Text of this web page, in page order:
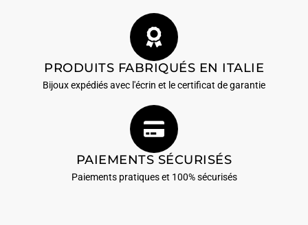
PRODUITS FABRIQUÉS EN ITALIE
Bijoux expédiés avec l'écrin et le certificat de garantie
PAIEMENTS SÉCURISÉS
Paiements pratiques et 100% sécurisés